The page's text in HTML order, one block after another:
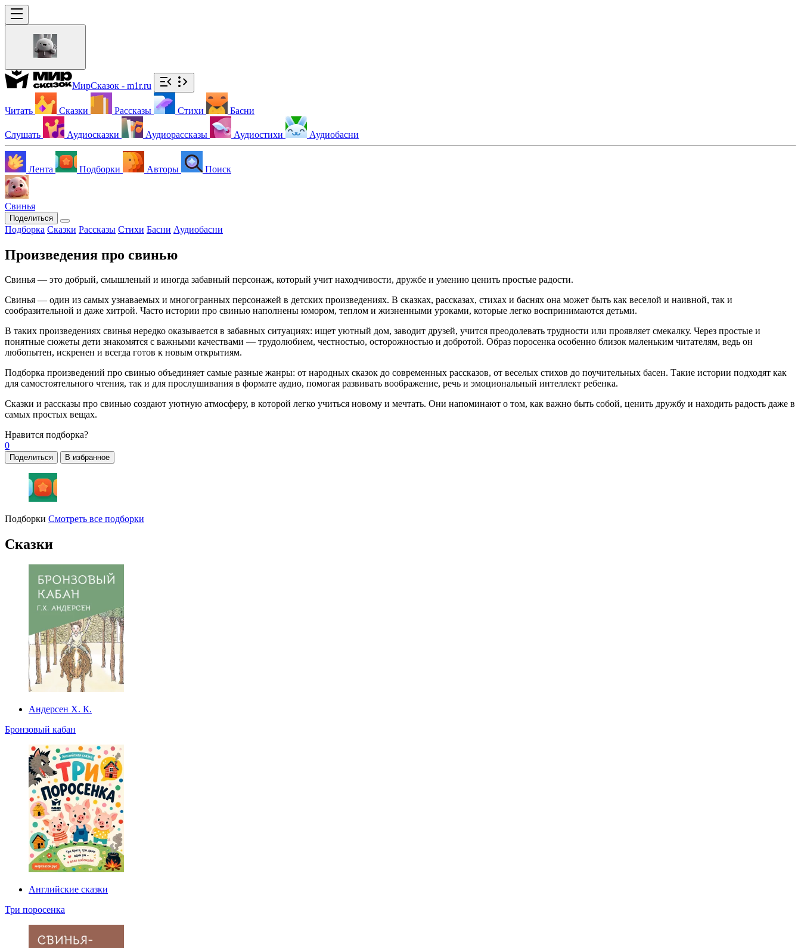
МирСказок - m1r.ru
Читать Сказки Рассказы Стихи Басни
Слушать Аудиосказки Аудиорассказы Аудиостихи Аудиобасни
Лента Подборки Авторы Поиск
Свинья
Поделиться
Подборка Сказки Рассказы Стихи Басни Аудиобасни
Произведения про свинью
Свинья — это добрый, смышленый и иногда забавный персонаж, который учит находчивости, дружбе и умению ценить простые радости.
Свинья — один из самых узнаваемых и многогранных персонажей в детских произведениях. В сказках, рассказах, стихах и баснях она может быть как веселой и наивной, так и
сообразительной и даже хитрой. Часто истории про свинью наполнены юмором, теплом и жизненными уроками, которые легко воспринимаются детьми.
В таких произведениях свинья нередко оказывается в забавных ситуациях: ищет уютный дом, заводит друзей, учится преодолевать трудности или проявляет смекалку. Через простые и
понятные сюжеты дети знакомятся с важными качествами — трудолюбием, честностью, осторожностью и добротой. Образ поросенка особенно близок маленьким читателям, ведь он
любопытен, искренен и всегда готов к новым открытиям.
Подборка произведений про свинью объединяет самые разные жанры: от народных сказок до современных рассказов, от веселых стихов до поучительных басен. Такие истории подходят как
для самостоятельного чтения, так и для прослушивания в формате аудио, помогая развивать воображение, речь и эмоциональный интеллект ребенка.
Сказки и рассказы про свинью создают уютную атмосферу, в которой легко учиться новому и мечтать. Они напоминают о том, как важно быть собой, ценить дружбу и находить радость даже в
самых простых вещах.
Нравится подборка?
0
Поделиться В избранное
Подборки Смотреть все подборки
Сказки
Андерсен Х. К.
Бронзовый кабан
Английские сказки
Три поросенка